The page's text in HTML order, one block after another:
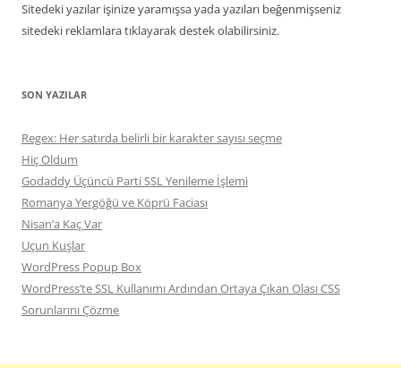
Sitedeki yazılar işinize yaramışsa yada yazıları beğenmişseniz
sitedeki reklamlara tıklayarak destek olabilirsiniz.
SON YAZILAR
Regex: Her satırda belirli bir karakter sayısı seçme
Hiç Oldum
Godaddy Üçüncü Parti SSL Yenileme İşlemi
Romanya Yergöğü ve Köprü Faciası
Nisan’a Kaç Var
Uçun Kuşlar
WordPress Popup Box
WordPress’te SSL Kullanımı Ardından Ortaya Çıkan Olası CSS
Sorunlarını Çözme